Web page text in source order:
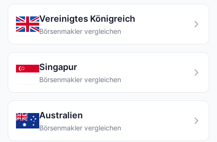
Vereinigtes Königreich
Börsenmakler vergleichen
Singapur
Börsenmakler vergleichen
Australien
Börsenmakler vergleichen